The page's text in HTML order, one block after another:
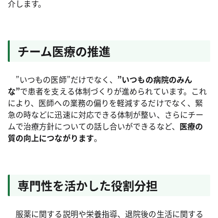
介します。
チーム医療の推進
”いつもの医師”だけでなく、 ”いつもの病院のみん
な”で患者を支える体制づくりが進められています。これ
により、医師への業務の偏りを軽減するだけでなく、緊
急の時などに迅速に対応できる体制が整い、さらにチー
ムで治療方針についての話し合いができるなど、 医療の
質の向上につながります。
専門性を活かした役割分担
服薬に関する説明や栄養指導、退院後の生活に関する